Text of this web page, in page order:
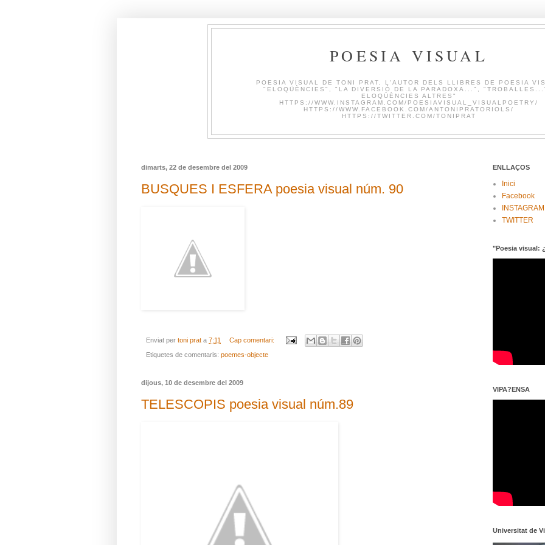
POESIA VISUAL
POESIA VISUAL DE TONI PRAT, L'AUTOR DELS LLIBRES DE POESIA
"ELOQÜÈNCIES", "LA DIVERSIÓ DE LA PARADOXA...",
ELOQÜÈNCIES ALTRES"
HTTPS://WWW.INSTAGRAM.COM/POESIAVISUAL_VISUALPOETRY/
HTTPS://WWW.FACEBOOK.COM/ANTONIPRATORIOLS/
HTTPS://TWITTER.COM/TONIPRAT
dimarts, 22 de desembre del 2009
BUSQUES I ESFERA poesia visual núm. 90
Enviat per toni prat a 7:11 Cap comentari:
Etiquetes de comentaris: poemes-objecte
dijous, 10 de desembre del 2009
TELESCOPIS poesia visual núm.89
ENLLAÇOS
Inici
Facebook
INSTAGRAM
TWITTER
"Poesia visual:
VIPA?ENSA
Universitat de